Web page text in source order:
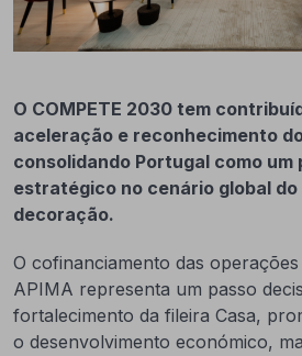
O COMPETE 2030 tem
aceleração e reconhecimento
consolidando Portugal como um
estratégico no cenário global do
decoração.
O cofinanciamento das
APIMA representa um passo
fortalecimento da fileira Casa,
o desenvolvimento económico,